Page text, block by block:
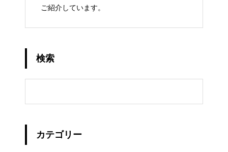
ご紹介しています。
検索
カテゴリー